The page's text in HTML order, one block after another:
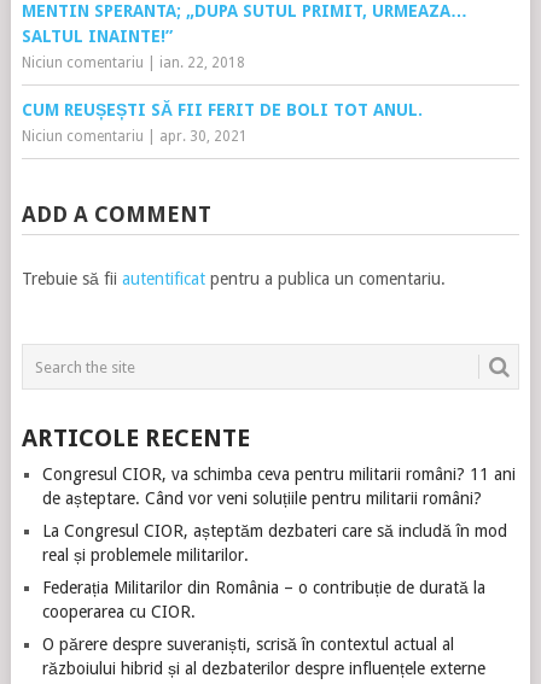
MENTIN SPERANTA; „DUPA SUTUL PRIMIT, URMEAZA…
SALTUL INAINTE!”
Niciun comentariu ian. 22, 2018
CUM REUȘEȘTI SĂ FII FERIT DE BOLI TOT ANUL.
Niciun comentariu apr. 30, 2021
ADD A COMMENT
Trebuie să fii autentificatpentru a publica un comentariu.
ARTICOLE RECENTE
Congresul CIOR, va schimba ceva pentru militarii români? 11 ani
de așteptare. Când vor veni soluțiile pentru militarii români?
La Congresul CIOR, așteptăm dezbateri care să includă în mod
real și problemele militarilor.
Federația Militarilor din România – o contribuție de durată la
cooperarea cu CIOR.
O părere despre suveraniști, scrisă în contextul actual al
războiului hibrid și al dezbaterilor despre influențele externe